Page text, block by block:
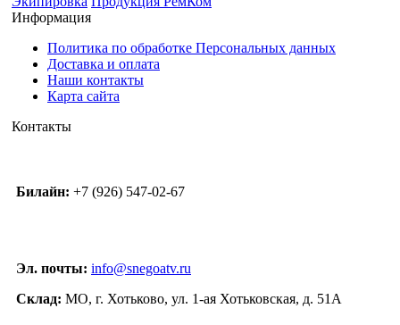
Информация
Политика по обработке Персональных данных
Доставка и оплата
Наши контакты
Карта сайта
Контакты
Билайн: +7 (926) 547-02-67
Эл. почты: info@snegoatv.ru
Склад: МО, г. Хотьково, ул. 1-ая Хотьковская, д. 51А